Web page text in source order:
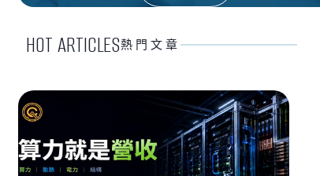
HOT ARTICLES熱門文章